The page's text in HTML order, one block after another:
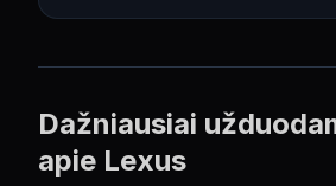
Dažniausiai
apie Lexus